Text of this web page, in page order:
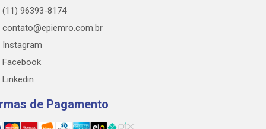
(11) 96393-8174
contato@epiemro.com.br
Instagram
Facebook
Linkedin
de Pagamento